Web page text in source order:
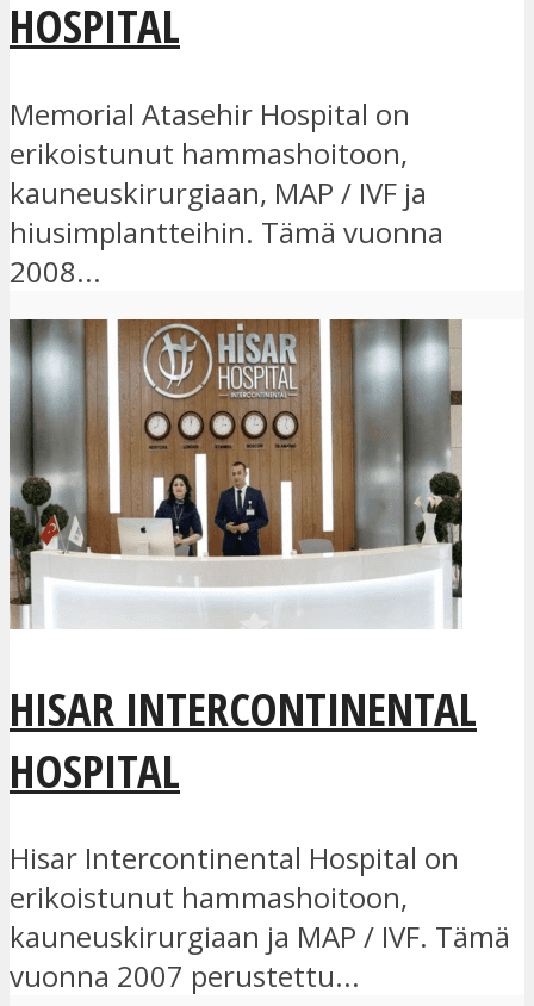
HOSPITAL
Memorial Atasehir Hospital on
erikoistunut hammashoitoon,
kauneuskirurgiaan, MAP / IVF ja
hiusimplantteihin. Tämä vuonna
2008...
HISAR INTERCONTINENTAL
HOSPITAL
Hisar Intercontinental Hospital on
erikoistunut hammashoitoon,
kauneuskirurgiaan ja MAP / IVF. Tämä
vuonna 2007 perustettu...